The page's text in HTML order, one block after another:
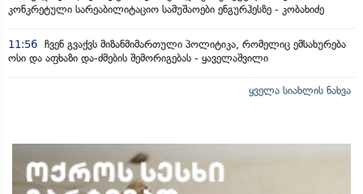
კონკრეტული სარეაბილიტაციო სამუშაოები ენგურჰესზე - კობახიძე
11:56 ჩვენ გვაქვს მიზანმიმართული პოლიტიკა, რომელიც ემსახურება
ოსი და აფხაზი და-ძმების შემორიგებას - ყაველაშვილი
ყველა სიახლის ნახვა